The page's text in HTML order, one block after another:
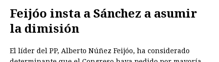
Feijóo insta a Sánchez a asumir
la dimisión
El líder del PP, Alberto Núñez Feijóo, ha considerado